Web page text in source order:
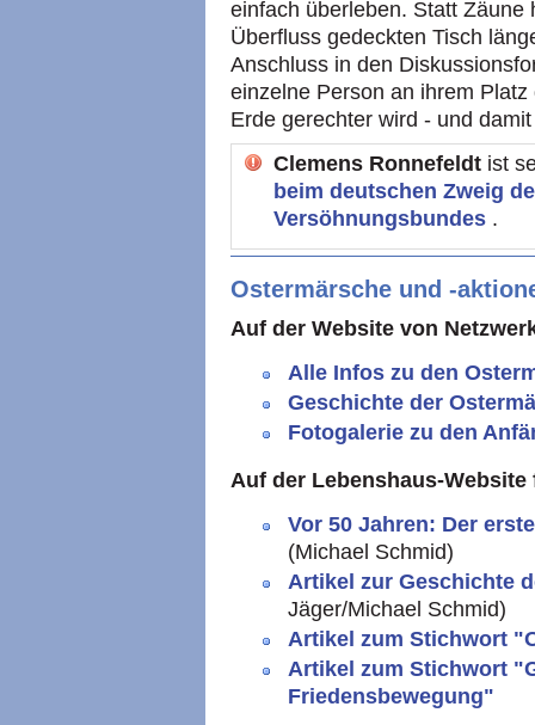
einfach überleben. Statt
Überfluss gedeckten Tisch
Anschluss in den
einzelne Person an ihrem
Erde gerechter wird - und
Clemens Ronnefeldt ist
beim deutschen Zweig
Versöhnungsbundes .
Ostermärsche und -
Auf der Website von
Alle Infos zu den
Geschichte der
Fotogalerie zu den
Auf der Lebenshaus-
Vor 50 Jahren: Der
(Michael Schmid)
Artikel zur Geschichte
Jäger/Michael Schmid)
Artikel zum Stichwort
Artikel zum Stichwort
Friedensbewegung"